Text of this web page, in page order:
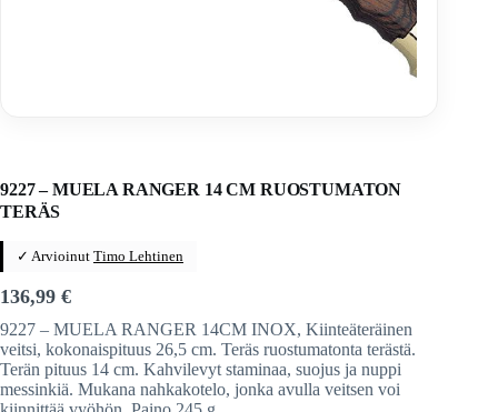
9227 – MUELA RANGER 14 CM RUOSTUMATON
TERÄS
✓ Arvioinut Timo Lehtinen
136,99 €
9227 – MUELA RANGER 14CM INOX, Kiinteäteräinen
veitsi, kokonaispituus 26,5 cm. Teräs ruostumatonta terästä.
Terän pituus 14 cm. Kahvilevyt staminaa, suojus ja nuppi
messinkiä. Mukana nahkakotelo, jonka avulla veitsen voi